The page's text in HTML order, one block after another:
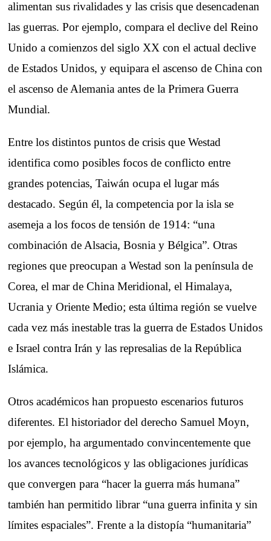
alimentan sus rivalidades y las crisis que desencadenan
las guerras. Por ejemplo, compara el declive del Reino
Unido a comienzos del siglo XX con el actual declive
de Estados Unidos, y equipara el ascenso de China con
el ascenso de Alemania antes de la Primera Guerra
Mundial.
Entre los distintos puntos de crisis que Westad
identifica como posibles focos de conflicto entre
grandes potencias, Taiwán ocupa el lugar más
destacado. Según él, la competencia por la isla se
asemeja a los focos de tensión de 1914: “una
combinación de Alsacia, Bosnia y Bélgica”. Otras
regiones que preocupan a Westad son la península de
Corea, el mar de China Meridional, el Himalaya,
Ucrania y Oriente Medio; esta última región se vuelve
cada vez más inestable tras la guerra de Estados Unidos
e Israel contra Irán y las represalias de la República
Islámica.
Otros académicos han propuesto escenarios futuros
diferentes. El historiador del derecho Samuel Moyn,
por ejemplo, ha argumentado convincentemente que
los avances tecnológicos y las obligaciones jurídicas
que convergen para “hacer la guerra más humana”
también han permitido librar “una guerra infinita y sin
límites espaciales”. Frente a la distopía “humanitaria”